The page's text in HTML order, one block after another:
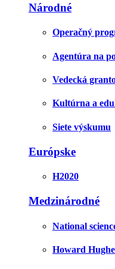
Národné
Operačný
Agentúra na
Vedecká
Kultúrna a
Siete výskumu
Európske
H2020
Medzinárodné
National
Howard